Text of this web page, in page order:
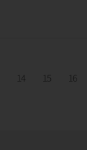
14 15 16